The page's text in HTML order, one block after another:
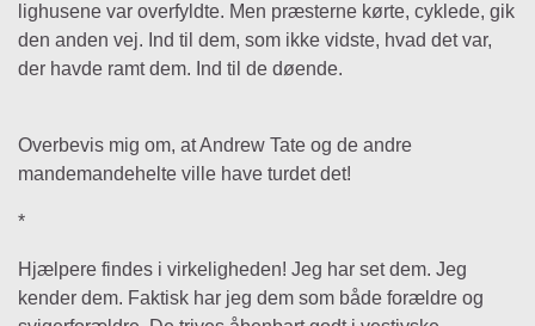
lighusene var overfyldte. Men præsterne kørte, cyklede, gik
den anden vej. Ind til dem, som ikke vidste, hvad det var,
der havde ramt dem. Ind til de døende.
Overbevis mig om, at Andrew Tate og de andre
mandemandehelte ville have turdet det!
*
Hjælpere findes i virkeligheden! Jeg har set dem. Jeg
kender dem. Faktisk har jeg dem som både forældre og